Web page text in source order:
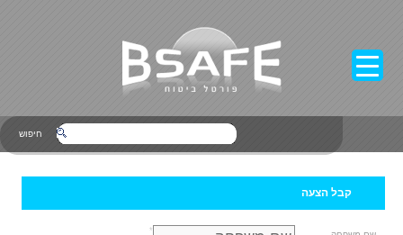
חיפוש
קבל הצעה
*